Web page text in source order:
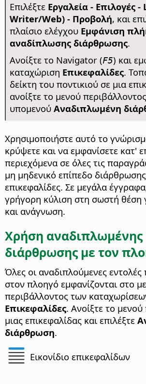
Επιλέξτε Εργαλεία - Επιλογές-
Writer/Web) - Προβολή, και
πλαίσιο ελέγχου Εμφάνιση
αναδίπλωσης διάρθρωσης.
Ανοίξτε το Navigator (F5) και
καταχώριση Επικεφαλίδες.
δείκτη του ποντικιού σε μια
ανοίξτε το μενού
υπομενού Αναδιπλωμένη
Χρησιμοποιήστε αυτό το
κρύψετε και να εμφανίσετε κατ'
περιεχόμενα σε όλες τις
μη μηδενικό επίπεδο
επικεφαλίδες. Σε μεγάλα
γρήγορη κύλιση στη σωστή θέση
και ανάγνωση.
Χρήση αναδιπλωμένης
διάρθρωσης με τον
Όλες οι αναδιπλούμενες
στον πλοηγό εμφανίζονται στο
περιβάλλοντος των
Επικεφαλίδες. Ανοίξτε το
μιας επικεφαλίδας και επιλέξτε
διάρθρωση.
Εικονίδιο επικεφαλίδων